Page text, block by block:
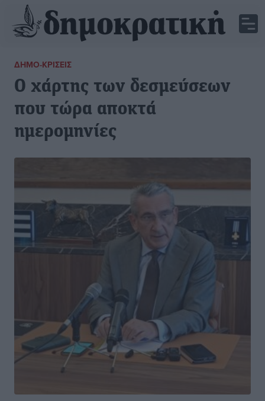
ΔΗΜΟ-ΚΡΊΣΕΙΣ
Ο χάρτης των δεσμεύσεων
που τώρα αποκτά
ημερομηνίες